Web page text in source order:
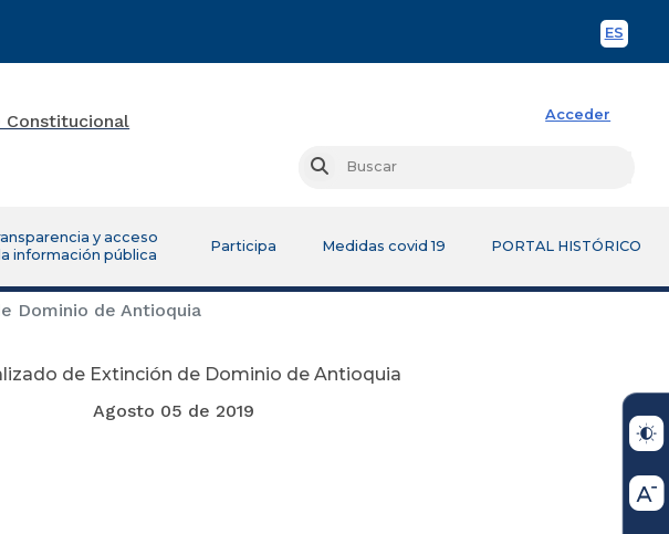
ES
Acceder
Buscar
y acceso
información pública
Participa Medidas covid 19 PORTAL HISTÓRICO
Dominio de Antioquia
de Extinción de Dominio de Antioquia
2019